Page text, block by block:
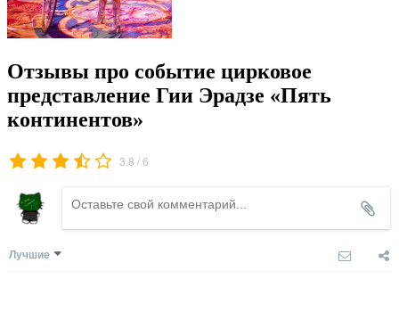
Отзывы про событие цирковое
представление Гии Эрадзе «Пять
континентов»
3.8 /6
Лучшие